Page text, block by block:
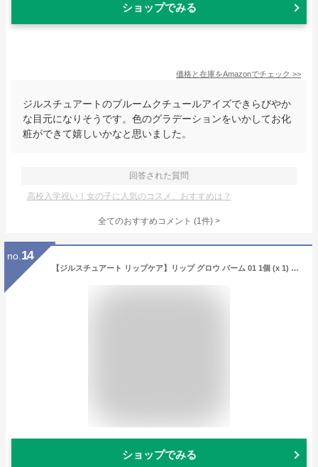
ショップでみる
価格と在庫をAmazonでチェック >>
ジルスチュアートのブルームクチュールアイズできらびやか
な目元になりそうです。色のグラデーションをいかしてお化
粧ができて嬉しいかなと思いました。
回答された質問
高校入学祝い！女の子に人気のコスメ、おすすめは？
全てのおすすめコメント (1件) >
no. 14
【ジルスチュアート リップケア】リップ グロウ バーム 01 1個 (x 1) [並行輸入品]
ショップでみる